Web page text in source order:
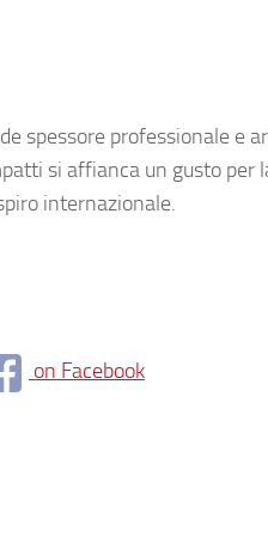
spessore professionale e
si affianca un gusto per
internazionale.
on Facebook